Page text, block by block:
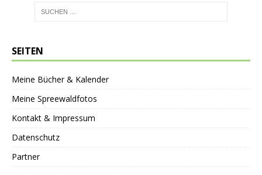
SEITEN
Meine Bücher & Kalender
Meine Spreewaldfotos
Kontakt & Impressum
Datenschutz
Partner